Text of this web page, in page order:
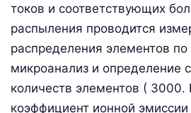
токов и соответствующих
распыления проводится
распределения элементов по
микроанализ и определение
количеств элементов ( 3000.
коэффициент ионной